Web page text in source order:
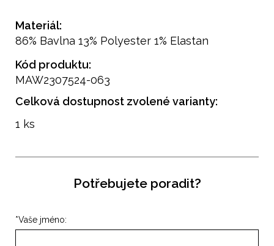
Materiál:
86% Bavlna 13% Polyester 1% Elastan
Kód produktu:
MAW2307524-063
Celková dostupnost zvolené varianty:
1 ks
Potřebujete poradit?
Vaše jméno:
*